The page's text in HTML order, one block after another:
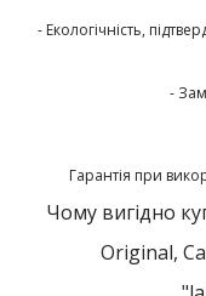
- Екологічність,
-
Гарантія при
Чому вигідно
Original,